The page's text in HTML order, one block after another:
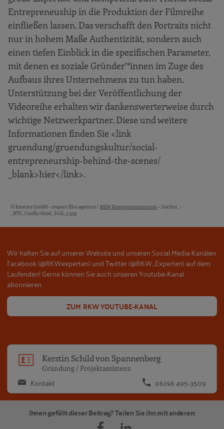
Entrepreneuship in die Produktion der Filmreihe
einfließen lassen. Das verschafft den Portraits nicht
nur in hohem Maße Authentizität, sondern auch
einen tiefen Einblick in die spezifischen Parameter,
mit denen es soziale Gründer’*innen im Zuge des
Aufbaus ihres Unternehmens zu tun haben.
Unterstützung bei der Veröffentlichung der
Videoreihe erhalten wir dankenswerterweise durch
wichtige Netzwerkpartner. Diese und weitere
Informationen finden Sie <link
gruendung/gruendungskultur/social-
entrepreneurship-behind-the-scenes/
_blank>hier</link>.
Bildquellen und Copyright-Hinweise
© forstory GmbH - impact.film.agentur / RKW Kompetenzzentrum– SocEnt_-
_BTS_Conflictfood_Still_3.jpg
Wir halten Sie auf unserer Website und unseren Social Media-Kanälen
Facebook (@RKWexperten) und Twitter (@RKW_Experten) auf dem
Laufenden! Gerne können Sie auch unseren Youtube-Kanal
abonnieren.
ZUM RKW YOUTUBE-KANAL
Kerstin Schild von Spannenberg
Gründung / Projektassistenz
Kontakt 06196 495-3509
Ihnen gefällt dieser Beitrag? Teilen Sie ihn mit anderen: